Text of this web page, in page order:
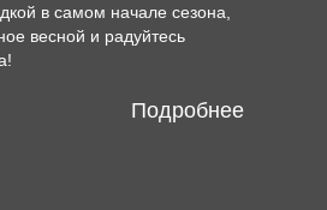
в самом начале сезона,
весной и радуйтесь
Подробнее